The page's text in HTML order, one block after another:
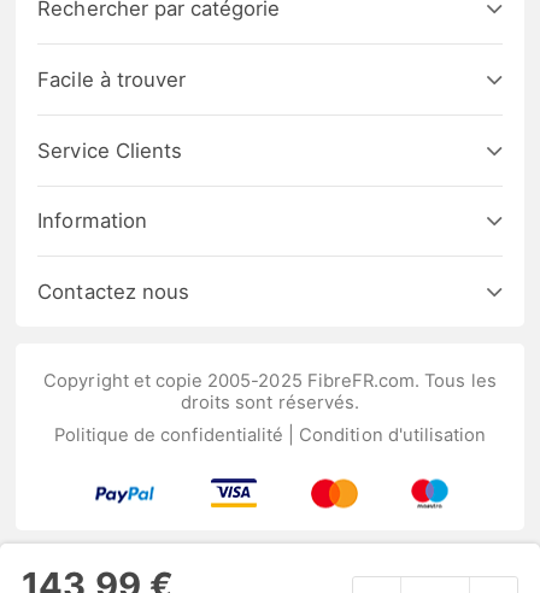
Rechercher par catégorie
Facile à trouver
Service Clients
Information
Contactez nous
Copyright et copie 2005-2025 FibreFR.com. Tous les
droits sont réservés.
Politique de confidentialité
Condition d'utilisation